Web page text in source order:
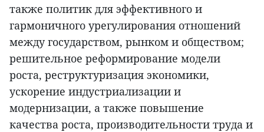
также политик для эффективного и
гармоничного урегулирования отношений
между государством, рынком и обществом;
решительное реформирование модели
роста, реструктуризация экономики,
ускорение индустриализации и
модернизации, а также повышение
качества роста, производительности труда и